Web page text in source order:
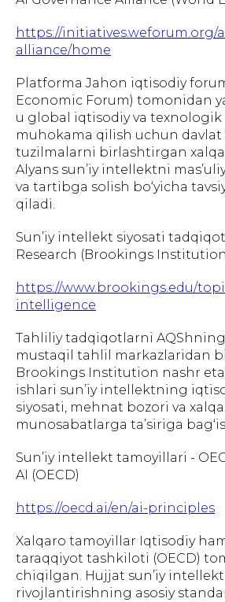
https://initiatives.weforum.org/
alliance/home
Platforma Jahon iqtisodiy
Economic Forum) tomonidan
u global iqtisodiy va texnologik
muhokama qilish uchun davlat
tuzilmalarni birlashtirgan
Alyans sun’iy intellektni
va tartibga solish bo‘yicha
qiladi.
Sun’iy intellekt siyosati
Research (Brookings
https://www.brookings.edu/
intelligence
Tahliliy tadqiqotlarni
mustaqil tahlil markazlaridan
Brookings Institution nashr
ishlari sun’iy intellektning
siyosati, mehnat bozori va
munosabatlarga ta’siriga
Sun’iy intellekt tamoyillari -
AI (OECD)
https://oecd.ai/en/ai-principles
Xalqaro tamoyillar Iqtisodiy
taraqqiyot tashkiloti (OECD)
chiqilgan. Hujjat sun’iy
rivojlantirishning asosiy